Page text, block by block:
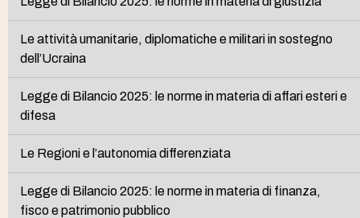
Le attività umanitarie, diplomatiche e militari in sostegno
dell’Ucraina
Legge di Bilancio 2025: le norme in materia di affari esteri e
difesa
Le Regioni e l’autonomia differenziata
Legge di Bilancio 2025: le norme in materia di finanza,
fisco e patrimonio pubblico